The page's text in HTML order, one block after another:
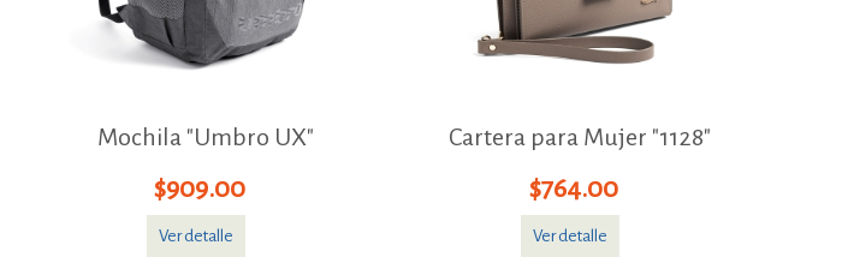
Mochila "Umbro UX"
$909.00
Ver detalle
Cartera para Mujer "1128"
$764.00
Ver detalle